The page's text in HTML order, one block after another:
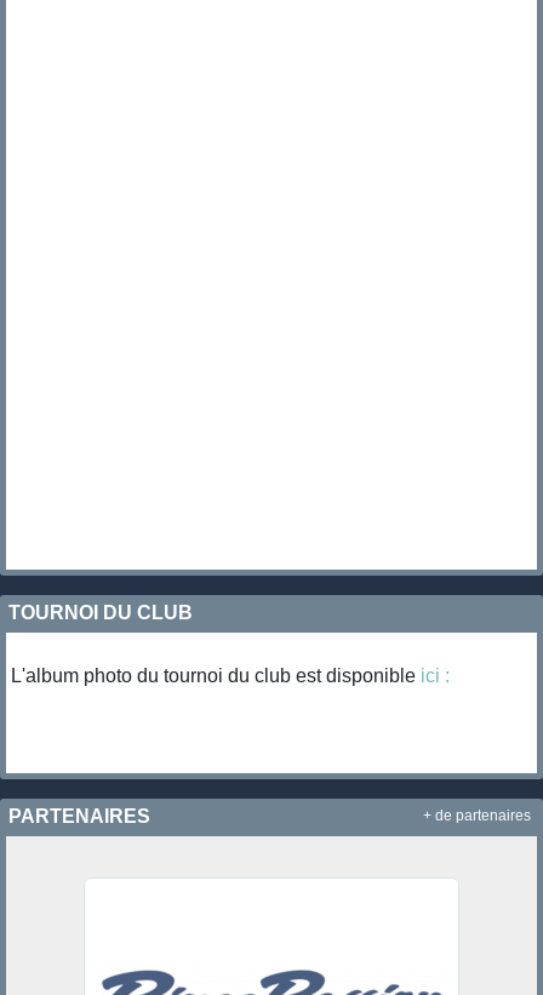
TOURNOI DU CLUB
L'album photo du tournoi du club est disponible ici :
PARTENAIRES + de partenaires